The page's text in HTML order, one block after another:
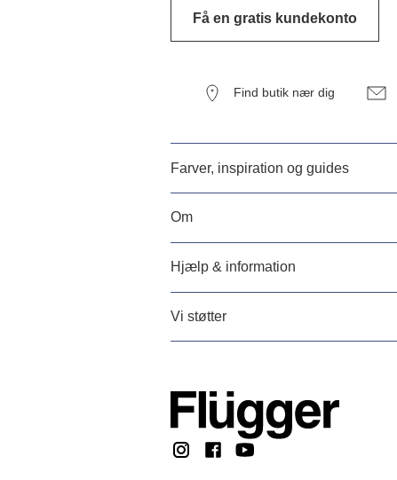
Få en gratis kundekonto
Find butik nær dig
Farver, inspiration og guides
Om
Hjælp & information
Vi støtter